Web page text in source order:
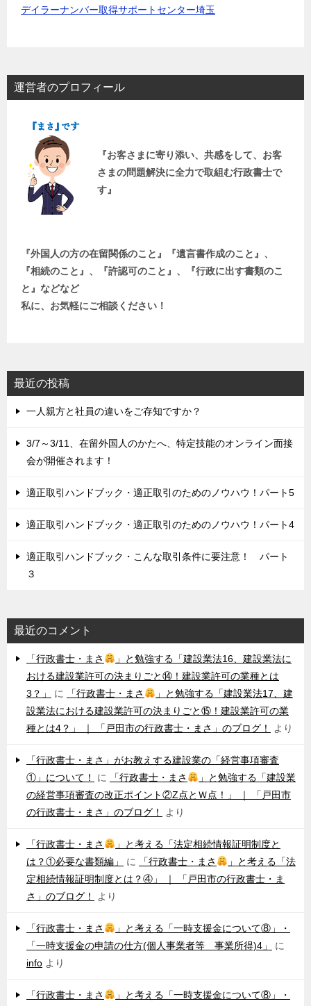
デイラーナンバー取得サポートセンター埼玉
運営者のプロフィール
『お客さまに寄り添い、共感をして、お客
さまの問題解決に全力で取組む行政書士で
す』
『外国人の方の在留関係のこと』『遺言書作成のこと』、
『相続のこと』、『許認可のこと』、『行政に出す書類のこ
と』などなど
私に、お気軽にご相談ください！
最近の投稿
一人親方と社員の違いをご存知ですか？
3/7～3/11、在留外国人のかたへ、特定技能のオンライン面接
会が開催されます！
適正取引ハンドブック・適正取引のためのノウハウ！パート5
適正取引ハンドブック・適正取引のためのノウハウ！パート4
適正取引ハンドブック・こんな取引条件に要注意！ パート
３
最近のコメント
「行政書士・まさ
」と勉強する「建設業法16、建設業法に
おける建設業許可の決まりごと⑭！建設業許可の業種とは
3？」
に 「行政書士・まさ
」と勉強する「建設業法17、建
設業法における建設業許可の決まりごと⑮！建設業許可の業
種とは4？」 ｜ 「戸田市の行政書士・まさ」のブログ！
より
「行政書士・まさ」がお教えする建設業の「経営事項審査
①」について！
に 「行政書士・まさ
」と勉強する「建設業
の経営事項審査の改正ポイント②Z点とＷ点！」 ｜ 「戸田市
の行政書士・まさ」のブログ！
より
「行政書士・まさ
」と考える「法定相続情報証明制度と
は？①必要な書類編」
に 「行政書士・まさ
」と考える「法
定相続情報証明制度とは？④」 ｜ 「戸田市の行政書士・ま
さ」のブログ！
より
「行政書士・まさ
」と考える「一時支援金について⑧」・
「一時支援金の申請の仕方(個人事業者等 事業所得)4」
に
info より
「行政書士・まさ
」と考える「一時支援金について⑧」・